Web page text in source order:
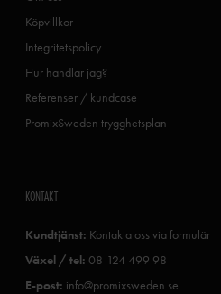
Köpvillkor
Integritetspolicy
Hur handlar jag?
Referenser / kundcase
PromixSweden trygghetsplan
KONTAKT
Kundtjänst: Kontakta oss via formulär
Växel / tel: 08-124 499 98
E-post: info@promixsweden.se